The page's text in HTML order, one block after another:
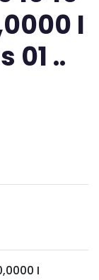
I
01 ..
I